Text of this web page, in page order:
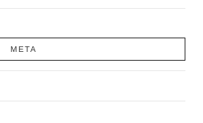
META